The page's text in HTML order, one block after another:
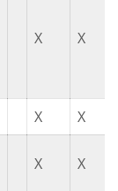
X X
X X
X X